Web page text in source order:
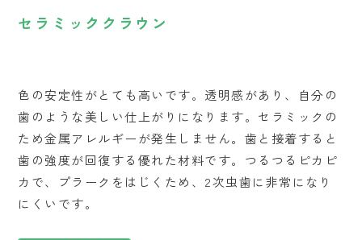
セラミッククラウン
色の安定性がとても高いです。透明感があり、自分の
歯のような美しい仕上がりになります。セラミックの
ため金属アレルギーが発生しません。歯と接着すると
歯の強度が回復する優れた材料です。つるつるピカピ
カで、プラークをはじくため、2次虫歯に非常になり
にくいです。